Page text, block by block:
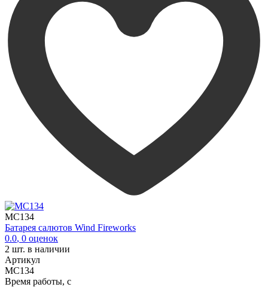
MC134
Батарея салютов Wind Fireworks
0.0, 0 оценок
2 шт. в наличии
Артикул
MC134
Время работы, с